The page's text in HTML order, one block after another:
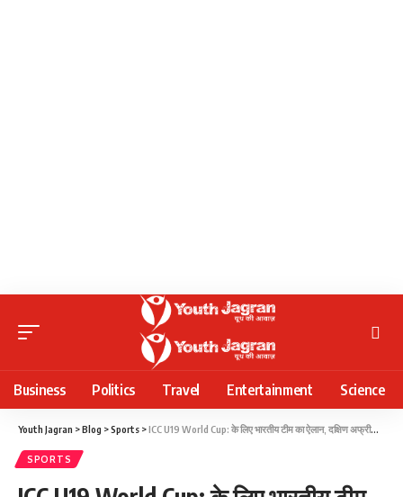
Business Politics Travel Entertainment Science
Youth Jagran >Blog >Sports >ICC U19 World Cup: के लिए भारतीय टीम का ऐलान, दक्षिण अफ्रीका दौरे में वैभव को बड़ी जिम्मेदारी
SPORTS